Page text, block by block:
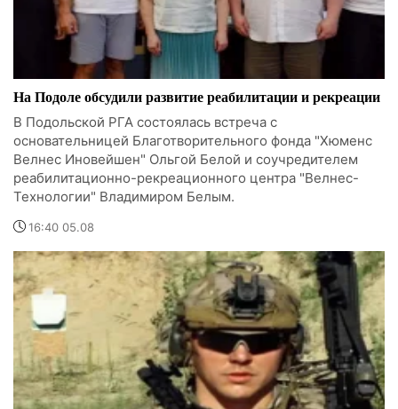
На Подоле обсудили развитие реабилитации и рекреации
В Подольской РГА состоялась встреча с
основательницей Благотворительного фонда "Хюменс
Велнес Иновейшен" Ольгой Белой и соучредителем
реабилитационно-рекреационного центра "Велнес-
Технологии" Владимиром Белым.
16:40 05.08